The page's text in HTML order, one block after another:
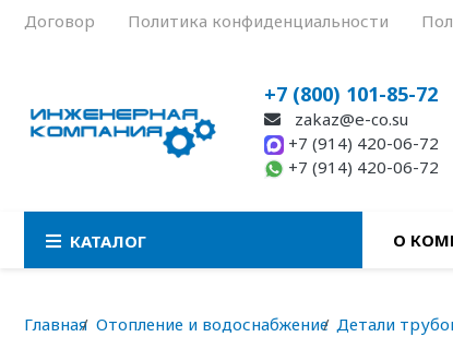
Договор Политика конфиденциальности
+7 (800) 101-85-72
zakaz@e-co.su
+7 (914) 420-06-72
+7 (914) 420-06-72
КАТАЛОГ О
Главная Отопление и водоснабжение Детали